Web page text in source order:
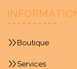
Boutique
Services